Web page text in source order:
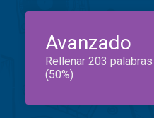
Avanzado
Rellenar 203
(50%)